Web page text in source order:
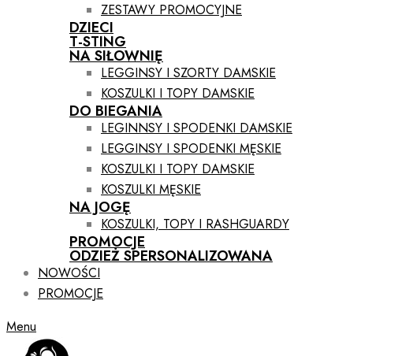
ZESTAWY PROMOCYJNE
DZIECI
T-STING
NA SIŁOWNIĘ
LEGGINSY I SZORTY DAMSKIE
KOSZULKI I TOPY DAMSKIE
DO BIEGANIA
LEGINNSY I SPODENKI DAMSKIE
LEGGINSY I SPODENKI MĘSKIE
KOSZULKI I TOPY DAMSKIE
KOSZULKI MĘSKIE
NA JOGĘ
KOSZULKI, TOPY I RASHGUARDY
PROMOCJE
ODZIEŻ SPERSONALIZOWANA
NOWOŚCI
PROMOCJE
Menu